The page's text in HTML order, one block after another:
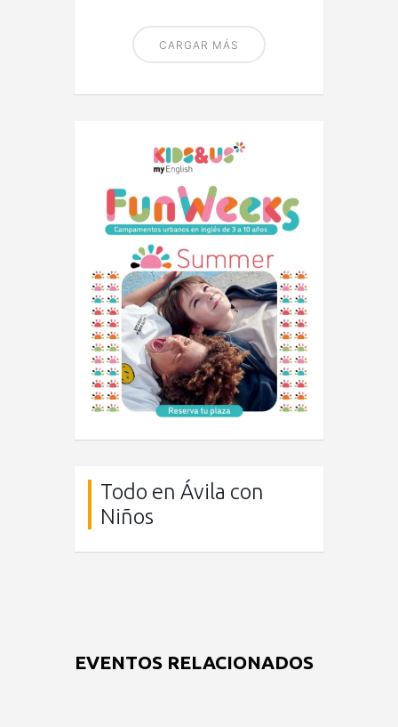
CARGAR MÁS
Todo en Ávila con
Niños
EVENTOS RELACIONADOS